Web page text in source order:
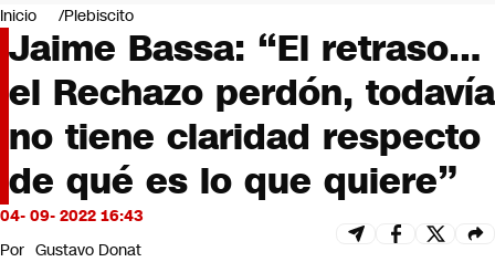
Negocios
Deportes
Programas completos
Cultura
Servicios
Bits
CNN tiempo
Futuro 360
Inicio Plebiscito
Jaime Bassa: “El retraso…
el Rechazo perdón, todavía
no tiene claridad respecto
de qué es lo que quiere”
04- 09- 2022 16:43
Por Gustavo Donat